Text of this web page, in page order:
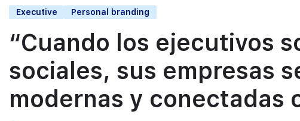
Executive Personal branding
“Cuando los ejecutivos
sociales, sus empresas
modernas y conectadas